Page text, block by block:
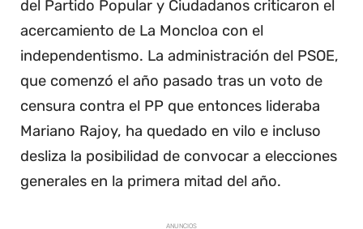
del Partido Popular y Ciudadanos criticaron el
acercamiento de La Moncloa con el
independentismo. La administración del PSOE,
que comenzó el año pasado tras un voto de
censura contra el PP que entonces lideraba
Mariano Rajoy, ha quedado en vilo e incluso
desliza la posibilidad de convocar a elecciones
generales en la primera mitad del año.
ANUNCIOS